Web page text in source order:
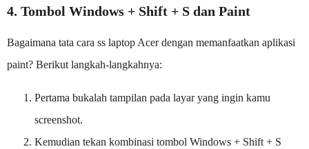
4. Tombol Windows + Shift + S dan Paint
Bagaimana tata cara ss laptop Acer dengan memanfaatkan aplikasi
paint? Berikut langkah-langkahnya:
Pertama bukalah tampilan pada layar yang ingin kamu
screenshot.
Kemudian tekan kombinasi tombol Windows + Shift + S